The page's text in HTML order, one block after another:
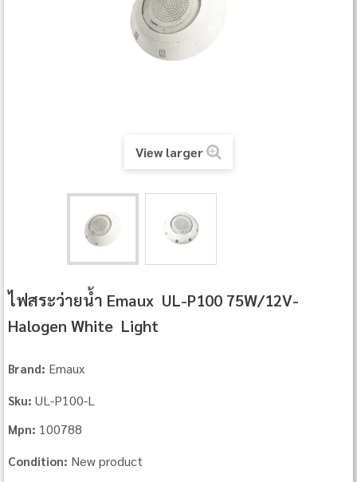
View larger
ไฟสระว่ายน้ำ Emaux UL‐P100 75W/12V-
Halogen White Light
Brand: Emaux
Sku: UL‐P100‐L
Mpn: 100788
Condition: New product